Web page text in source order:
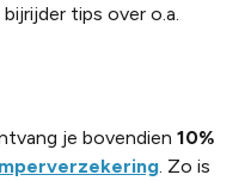
tips over o.a.
je bovendien 10%
. Zo is